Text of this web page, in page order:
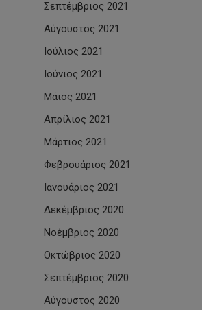
Σεπτέμβριος 2021
Αύγουστος 2021
Ιούλιος 2021
Ιούνιος 2021
Μάιος 2021
Απρίλιος 2021
Μάρτιος 2021
Φεβρουάριος 2021
Ιανουάριος 2021
Δεκέμβριος 2020
Νοέμβριος 2020
Οκτώβριος 2020
Σεπτέμβριος 2020
Αύγουστος 2020